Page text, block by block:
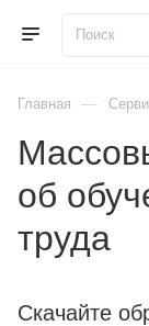
Главная —
об
труда
Скачайте